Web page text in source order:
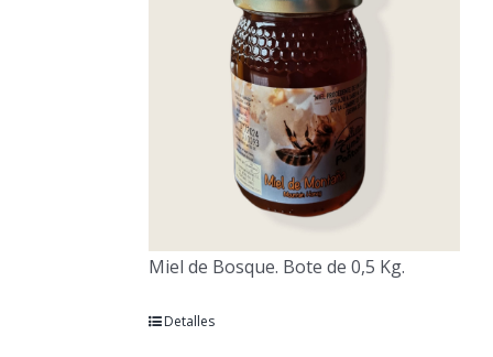
Miel de Bosque. Bote de 0,5 Kg.
Detalles